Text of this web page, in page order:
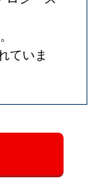
ていま